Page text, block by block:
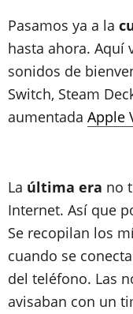
Pasamos ya a la
hasta ahora. Aquí
sonidos de
Switch, Steam
aumentada Apple
La última era no
Internet. Así que
Se recopilan los
cuando se
del teléfono. Las
avisaban con un